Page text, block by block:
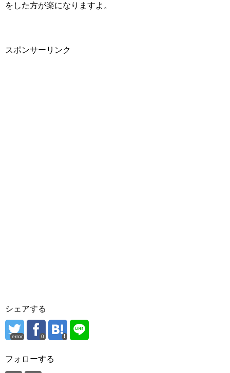
をした方が楽になりますよ。
スポンサーリンク
シェアする
error 0
フォローする